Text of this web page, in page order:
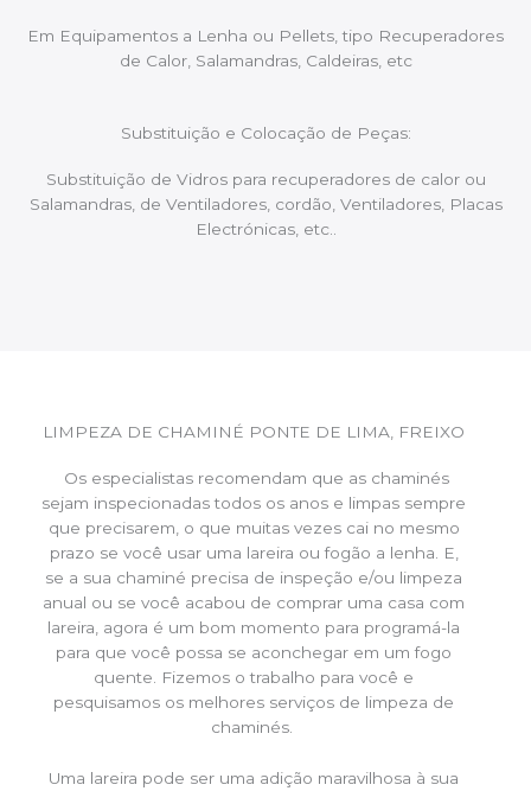
Em Equipamentos a Lenha ou Pellets, tipo Recuperadores
de Calor, Salamandras, Caldeiras, etc
Substituição e Colocação de Peças:
Substituição de Vidros para recuperadores de calor ou
Salamandras, de Ventiladores, cordão, Ventiladores, Placas
Electrónicas, etc..
LIMPEZA DE CHAMINÉ PONTE DE LIMA, FREIXO
Os especialistas recomendam que as chaminés
sejam inspecionadas todos os anos e limpas sempre
que precisarem, o que muitas vezes cai no mesmo
prazo se você usar uma lareira ou fogão a lenha. E,
se a sua chaminé precisa de inspeção e/ou limpeza
anual ou se você acabou de comprar uma casa com
lareira, agora é um bom momento para programá-la
para que você possa se aconchegar em um fogo
quente. Fizemos o trabalho para você e
pesquisamos os melhores serviços de limpeza de
chaminés.
Uma lareira pode ser uma adição maravilhosa à sua